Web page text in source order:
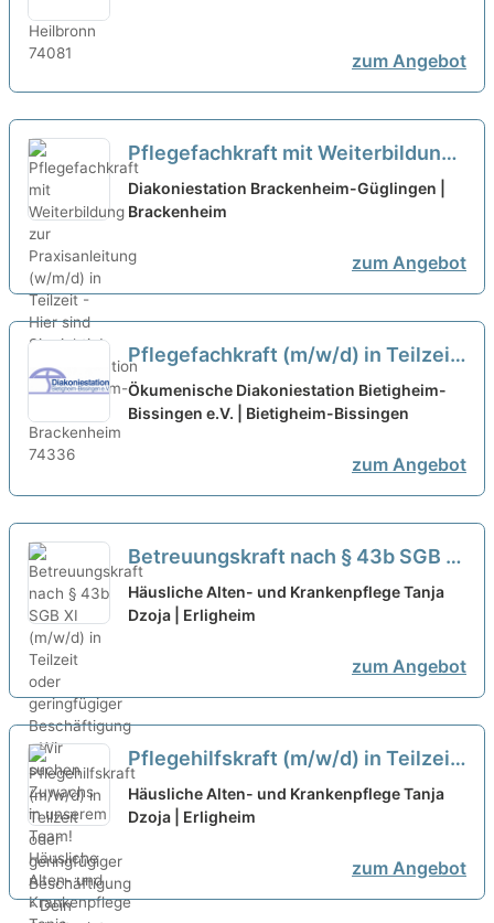
zum Angebot
Pflegefachkraft mit Weiterbildung
zur Praxisanleitung (w/m/d) in
Teilzeit - Hier sind Sie richtig!
Diakoniestation Brackenheim-Güglingen |
Brackenheim
zum Angebot
Pflegefachkraft (m/w/d) in Teilzeit
(75-80 %) - Werden Sie Teil eines
tollen Teams! neu
Ökumenische Diakoniestation Bietigheim-
Bissingen e.V. | Bietigheim-Bissingen
zum Angebot
Betreuungskraft nach § 43b SGB XI
(m/w/d) in Teilzeit oder
geringfügiger Beschäftigung - Wir
Häusliche Alten- und Krankenpflege Tanja
Dzoja | Erligheim
zum Angebot
Pflegehilfskraft (m/w/d) in Teilzeit
oder geringfügiger Beschäftigung -
Dein Arbeitsplatz in einer
Häusliche Alten- und Krankenpflege Tanja
Dzoja | Erligheim
zum Angebot